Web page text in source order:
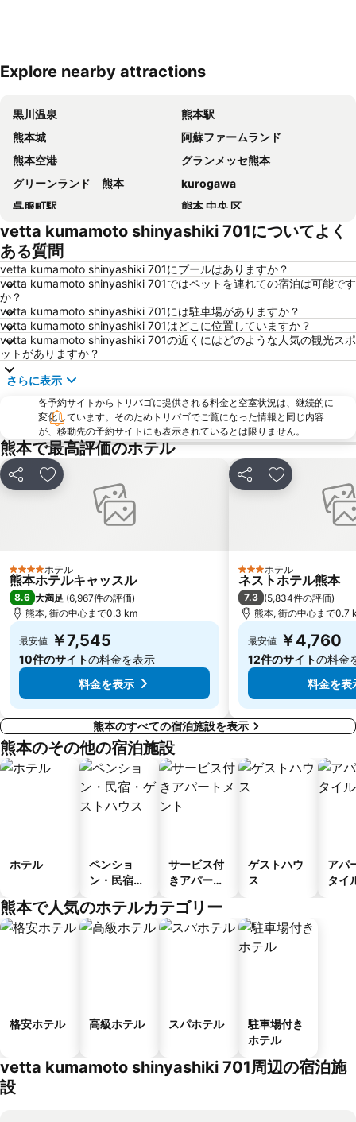
Explore nearby attractions
黒川温泉
熊本駅
熊本城
阿蘇ファームランド
熊本空港
グランメッセ熊本
グリーンランド 熊本
kurogawa
呉服町駅
熊本 中央 区
水前寺成趣園
熊本新市街
阿蘇温泉郷
一心行公園
vetta kumamoto shinyashiki 701についてよく
ある質問
vetta kumamoto shinyashiki 701にプールはありますか？
vetta kumamoto shinyashiki 701ではペットを連れての宿泊は可能です
か？
vetta kumamoto shinyashiki 701には駐車場がありますか？
vetta kumamoto shinyashiki 701はどこに位置していますか？
vetta kumamoto shinyashiki 701の近くにはどのような人気の観光スポ
ットがありますか？
さらに表示
各予約サイトからトリバゴに提供される料金と空室状況は、継続的に
変化しています。そのためトリバゴでご覧になった情報と同じ内容
が、移動先の予約サイトにも表示されているとは限りません。
熊本で最高評価のホテル
シェア お気に入りに追加
4 ホテルのランク
ホテル
熊本ホテルキャッスル
8.6 大満足 (6,967件の評価)
熊本, 街の中心まで0.3 km
最安値 ￥7,545
10件のサイトの料金を表示
料金を表示
シェア お気に入りに
3 ホテルのランク
ホテル
ネストホテル熊本
7.3 (5,834件の評価)
熊本, 街の中心まで0.7
最安値 ￥4,760
12件のサイトの料金
料金を表
熊本のすべての宿泊施設を表示
熊本のその他の宿泊施設
ホテル
ペンショ
ン・民宿・
ス
サービス付
きアパート
ゲストハウ
ス
アパ
タイ
熊本で人気のホテルカテゴリー
格安ホテル 高級ホテル スパホテル
駐車場付き
ホテル
vetta kumamoto shinyashiki 701周辺の宿泊施
設